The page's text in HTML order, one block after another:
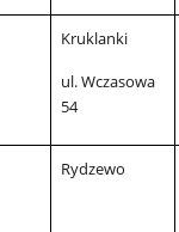
Kruklanki
ul. Wczasowa
54
Rydzewo